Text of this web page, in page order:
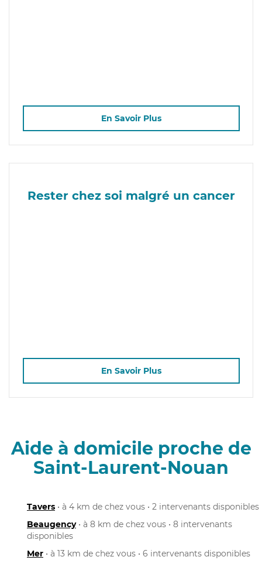
En Savoir Plus
Rester chez soi malgré un cancer
En Savoir Plus
Aide à domicile proche de
Saint-Laurent-Nouan
Tavers • à 4 km de chez vous • 2 intervenants disponibles
Beaugency• à 8 km de chez vous • 8 intervenants
disponibles
Mer • à 13 km de chez vous • 6 intervenants disponibles